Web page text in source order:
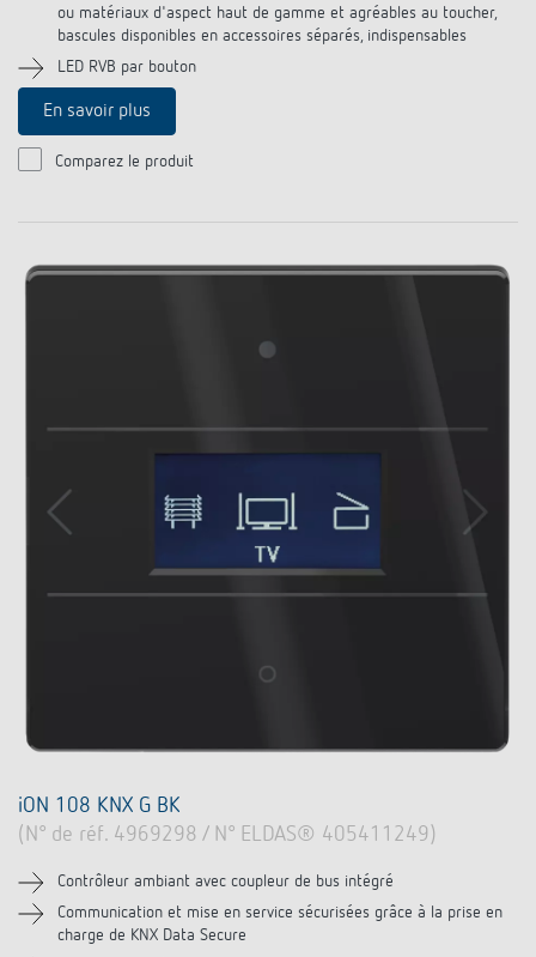
ou matériaux d'aspect haut de gamme et agréables au toucher,
bascules disponibles en accessoires séparés, indispensables
LED RVB par bouton
En savoir plus
Comparez le produit
iON 108 KNX G BK
(N° de réf. 4969298 / N° ELDAS® 405411249)
Contrôleur ambiant avec coupleur de bus intégré
Communication et mise en service sécurisées grâce à la prise en
charge de KNX Data Secure